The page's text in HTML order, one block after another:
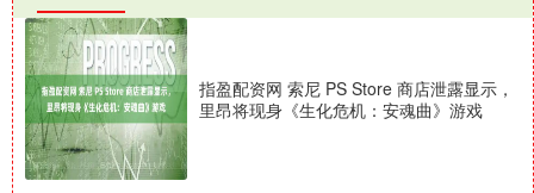
指盈配资网 索尼 PS Store 商店泄露显示，
里昂将现身《生化危机：安魂曲》游戏